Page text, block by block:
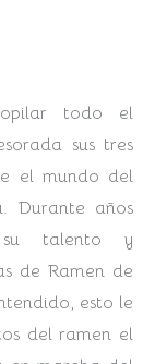
todo el
sus tres
el mundo del
Durante años
su talento y
de Ramen de
esto le
del ramen el